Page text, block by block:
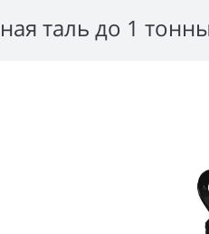
таль до 1